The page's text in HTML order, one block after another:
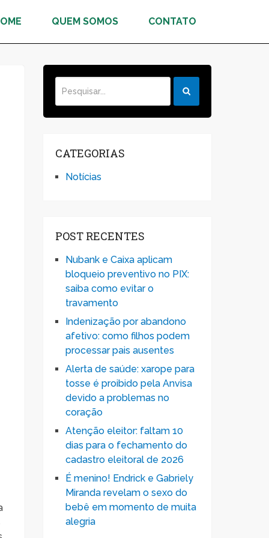
QUEM SOMOS CONTATO
CATEGORIAS
Notícias
POST RECENTES
Nubank e Caixa aplicam
bloqueio preventivo no PIX:
saiba como evitar o
travamento
Indenização por abandono
afetivo: como filhos podem
processar pais ausentes
Alerta de saúde: xarope para
tosse é proibido pela Anvisa
devido a problemas no
coração
Atenção eleitor: faltam 10
dias para o fechamento do
cadastro eleitoral de 2026
É menino! Endrick e Gabriely
Miranda revelam o sexo do
bebê em momento de muita
alegria